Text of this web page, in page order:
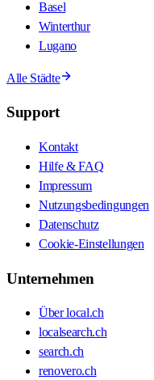
Basel
Winterthur
Lugano
Alle Städte
Support
Kontakt
Hilfe & FAQ
Impressum
Nutzungsbedingungen
Datenschutz
Cookie-Einstellungen
Unternehmen
Über local.ch
localsearch.ch
search.ch
renovero.ch